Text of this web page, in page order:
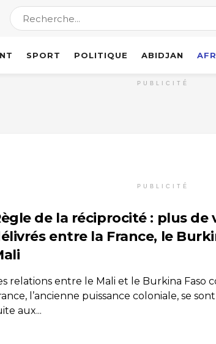
SPORT POLITIQUE ABIDJAN
PUBLICITÉ
PUBLICITÉ
de la réciprocité : plus de
entre la France, le
relations entre le Mali et le Burkina Faso
l’ancienne puissance coloniale, se
aux...